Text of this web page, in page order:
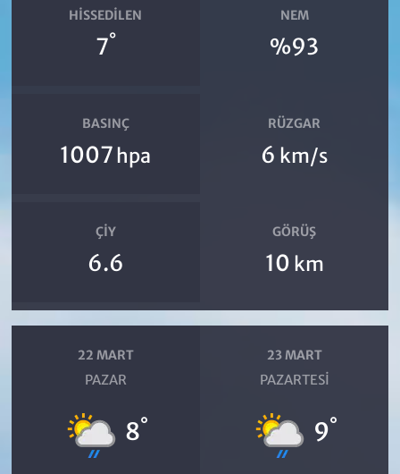
HISSEDILEN
7°
NEM
%93
BASINÇ
1007 hpa
RÜZGAR
6 km/s
ÇIY
6.6
GÖRÜŞ
10 km
22 MART
PAZAR
8°
23 MART
PAZARTESI
9°